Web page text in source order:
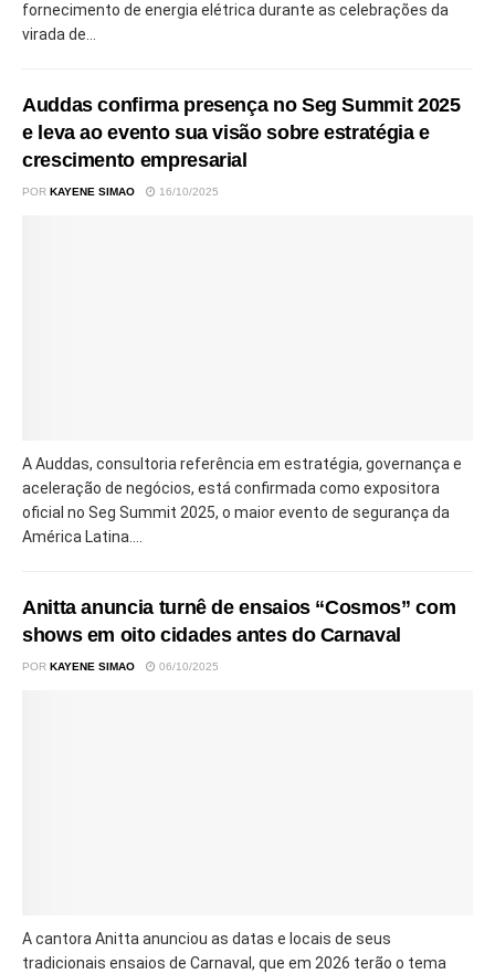
fornecimento de energia elétrica durante as celebrações da
virada de...
Auddas confirma presença no Seg Summit 2025
e leva ao evento sua visão sobre estratégia e
crescimento empresarial
POR KAYENE SIMAO 16/10/2025
A Auddas, consultoria referência em estratégia, governança e
aceleração de negócios, está confirmada como expositora
oficial no Seg Summit 2025, o maior evento de segurança da
América Latina....
Anitta anuncia turnê de ensaios “Cosmos” com
shows em oito cidades antes do Carnaval
POR KAYENE SIMAO 06/10/2025
A cantora Anitta anunciou as datas e locais de seus
tradicionais ensaios de Carnaval, que em 2026 terão o tema